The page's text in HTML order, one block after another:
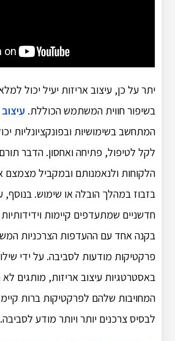
יתר על כן, עיצוב אריזות יעיל יכול
בשיפור חווית המשתמש הכוללת.
המתחשב בשימושיות ובפונקציונליות
לקל לטיפול, פתיחה ואחסון.הדבר
הלקוחות ולנאמנותם ובמקביל מצמצם
בזבוז במהלך הובלה או שימוש.בנוסף,
חדשניים שמתעדפים קיימות
בקנה אחד עם ההעדפות הצרכניות
פרקטיקות מודעות לסביבה. על ידי
באסטרטגיות עיצוב אריזות, מותגים
המחויבות שלהם לפרקטיקות ברות
לבסיס צרכנים יותר ויותר מודע לסביבה.